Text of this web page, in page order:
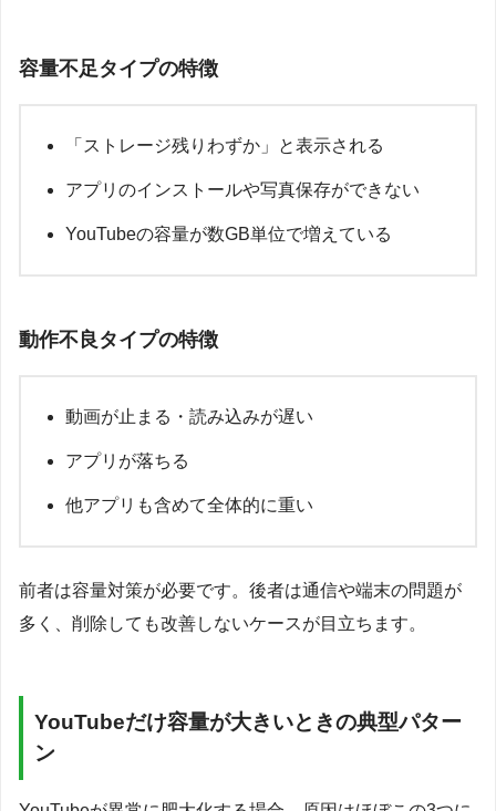
容量不足タイプの特徴
「ストレージ残りわずか」と表示される
アプリのインストールや写真保存ができない
YouTubeの容量が数GB単位で増えている
動作不良タイプの特徴
動画が止まる・読み込みが遅い
アプリが落ちる
他アプリも含めて全体的に重い
前者は容量対策が必要です。後者は通信や端末の問題が
多く、削除しても改善しないケースが目立ちます。
YouTubeだけ容量が大きいときの典型パター
ン